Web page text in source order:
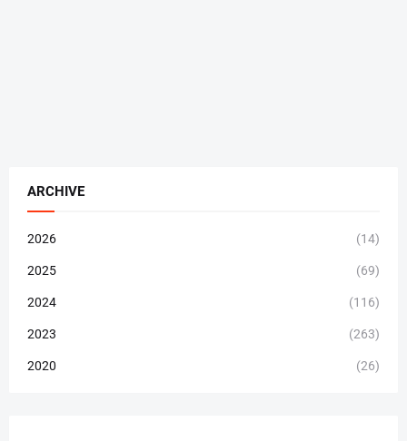
ARCHIVE
2026 (14)
2025 (69)
2024 (116)
2023 (263)
2020 (26)